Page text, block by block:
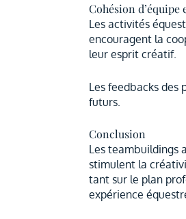
Cohésion
Les activités
encouragent la
leur esprit créatif.
Les feedbacks des
futurs.
Conclusion
Les teambuildings
stimulent la
tant sur le plan
expérience